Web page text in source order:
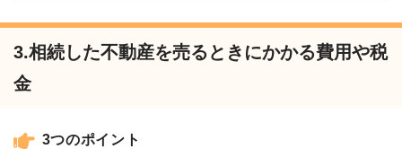
3.相続した不動産を売るときにかかる費用や税
金
3つのポイント